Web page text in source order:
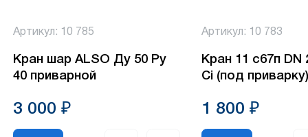
Артикул: 10 785
Кран шар ALSO Ду 50 Ру
40 приварной
3 000 ₽
Артикул: 10 783
Кран 11 с67п DN
Ci (под
1 800 ₽